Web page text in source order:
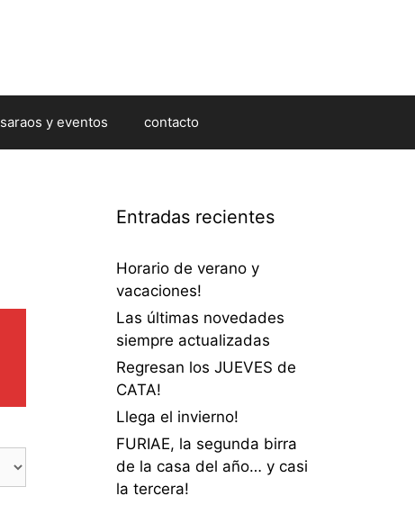
saraos y eventos contacto
Entradas recientes
Horario de verano y
vacaciones!
Las últimas novedades
siempre actualizadas
Regresan los JUEVES de
CATA!
Llega el invierno!
FURIAE, la segunda birra
de la casa del año… y casi
la tercera!